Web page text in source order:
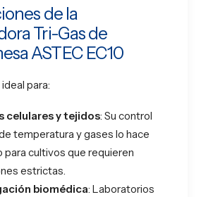
de la
Tri-Gas de
ASTEC EC10
para:
celulares y tejidos: Su control
temperatura y gases lo hace
cultivos que requieren
estrictas.
biomédica: Laboratorios